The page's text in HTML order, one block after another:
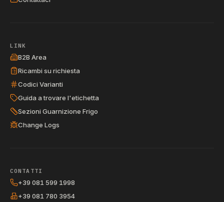
LINK
B2B Area
Ricambi su richiesta
Codici Varianti
Guida a trovare l'etichetta
Sezioni Guarnizione Frigo
Change Logs
CONTATTI
+39 081 599 1998
+39 081 780 3954